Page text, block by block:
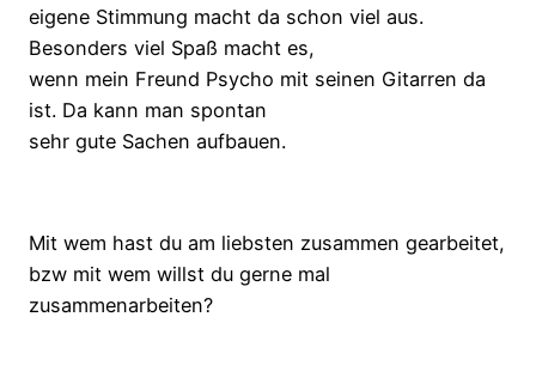
eigene Stimmung macht da schon viel aus.
Besonders viel Spaß macht es,
wenn mein Freund Psycho mit seinen Gitarren da
ist. Da kann man spontan
sehr gute Sachen aufbauen.
Mit wem hast du am liebsten zusammen gearbeitet,
bzw mit wem willst du gerne mal
zusammenarbeiten?